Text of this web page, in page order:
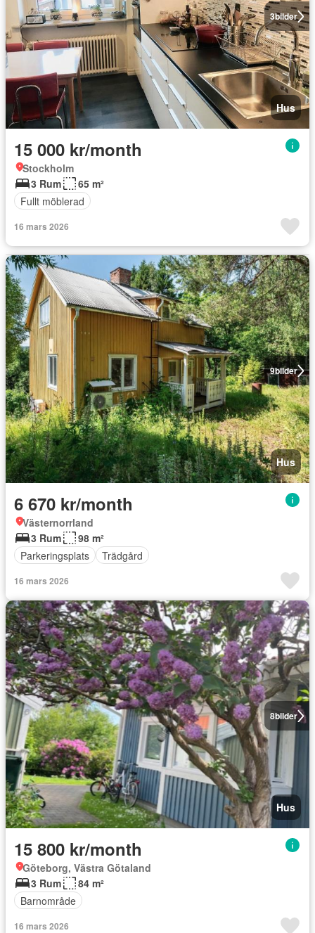
3bilder
Hus
15 000 kr/month
Stockholm
3 Rum
65 m²
Fullt möblerad
16 mars 2026
9bilder
Hus
6 670 kr/month
Västernorrland
3 Rum
98 m²
Parkeringsplats
Trädgård
16 mars 2026
8bilder
Hus
15 800 kr/month
Göteborg, Västra Götaland
3 Rum
84 m²
Barnområde
16 mars 2026